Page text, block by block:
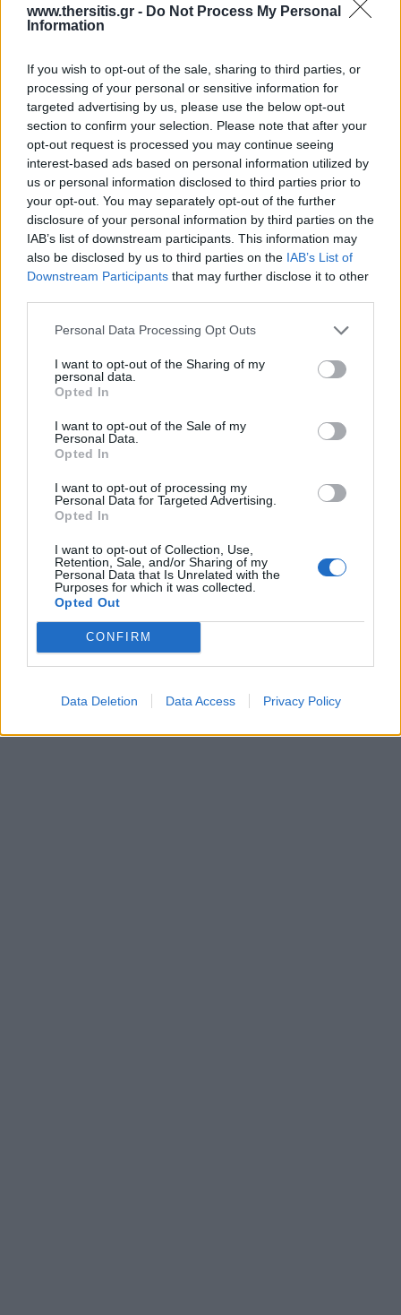
www.thersitis.gr - Do Not Process My Personal
Information
If you wish to opt-out of the sale, sharing to third parties, or
processing of your personal or sensitive information for
targeted advertising by us, please use the below opt-out
section to confirm your selection. Please note that after your
opt-out request is processed you may continue seeing
interest-based ads based on personal information utilized by
us or personal information disclosed to third parties prior to
your opt-out. You may separately opt-out of the further
disclosure of your personal information by third parties on the
IAB’s list of downstream participants. This information may
also be disclosed by us to third parties on the IAB’s List of
Downstream Participants that may further disclose it to other
Personal Data Processing Opt Outs
I want to opt-out of the Sharing of my
personal data.
Opted In
I want to opt-out of the Sale of my
Personal Data.
Opted In
I want to opt-out of processing my
Personal Data for Targeted Advertising.
Opted In
I want to opt-out of Collection, Use,
Retention, Sale, and/or Sharing of my
Personal Data that Is Unrelated with the
Purposes for which it was collected.
Opted Out
CONFIRM
Data Deletion Data Access Privacy Policy